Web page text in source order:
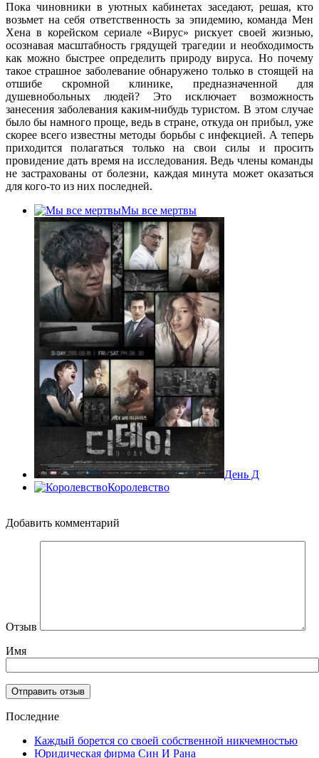
Пока чиновники в уютных кабинетах заседают, решая, кто
возьмет на себя ответственность за эпидемию, команда Мен
Хена в корейском сериале «Вирус» рискует своей жизнью,
осознавая масштабность грядущей трагедии и необходимость
как можно быстрее определить природу вируса. Но почему
такое страшное заболевание обнаружено только в стоящей на
отшибе скромной клинике, предназначенной для
душевнобольных людей? Это исключает возможность
занесения заболевания каким-нибудь туристом. В этом случае
было бы намного проще, ведь в стране, откуда он прибыл, уже
скорее всего известны методы борьбы с инфекцией. А теперь
приходится полагаться только на свои силы и просить
провидение дать время на исследования. Ведь члены команды
не застрахованы от болезни, каждая минута может оказаться
для кого-то из них последней.
Мы все мертвы
День Д
Королевство
Добавить комментарий
Отзыв
Имя
Последние
Каждый борется со своей собственной никчемностью
Юридическая фирма Син И Рана